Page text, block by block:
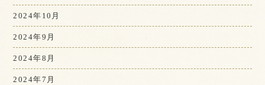
2024年10月
2024年9月
2024年8月
2024年7月